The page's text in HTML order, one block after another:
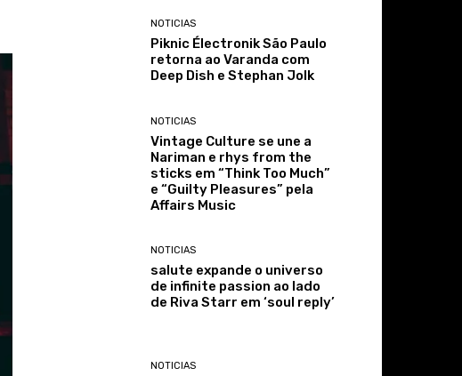
NOTICIAS
Piknic Électronik São Paulo
retorna ao Varanda com
Deep Dish e Stephan Jolk
NOTICIAS
Vintage Culture se une a
Nariman e rhys from the
sticks em “Think Too Much”
e “Guilty Pleasures” pela
Affairs Music
NOTICIAS
salute expande o universo
de infinite passion ao lado
de Riva Starr em ‘soul reply’
NOTICIAS